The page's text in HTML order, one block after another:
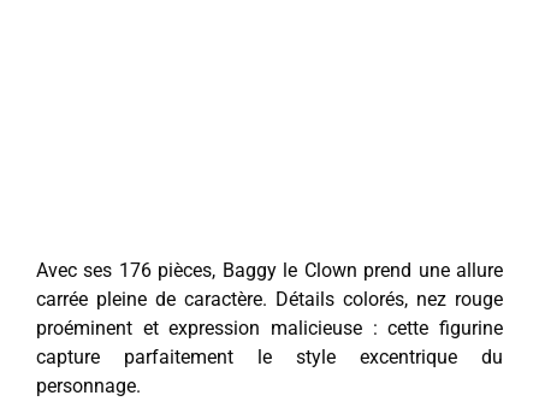
Avec ses 176 pièces, Baggy le Clown prend une allure
carrée pleine de caractère. Détails colorés, nez rouge
proéminent et expression malicieuse : cette figurine
capture parfaitement le style excentrique du
personnage.